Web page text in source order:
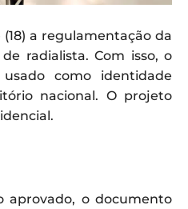
a regulamentação da
radialista. Com isso, o
como identidade
nacional. O projeto
aprovado, o documento